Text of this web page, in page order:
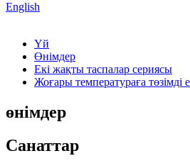
English
Үй
Өнімдер
Екі жақты таспалар сериясы
Жоғары температураға төзімді
өнімдер
Санаттар